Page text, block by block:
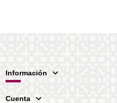
Información
Cuenta